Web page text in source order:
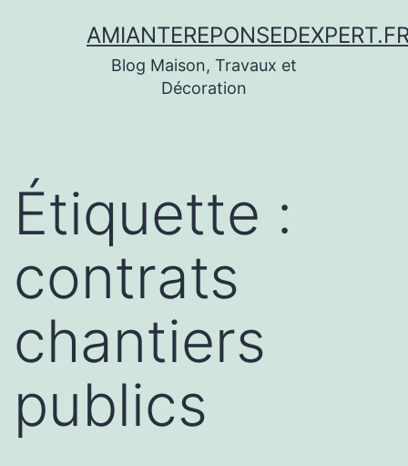
Blog Maison, Travaux et
Décoration
Étiquette :
contrats
chantiers
publics